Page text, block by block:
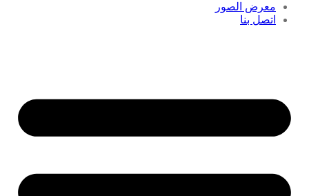
معرض الصور
اتصل بنا